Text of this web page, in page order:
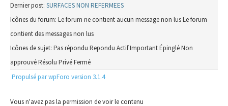
Dernier post: SURFACES NON REFERMEES
Icônes du forum: Le forum ne contient aucun message non lusLe forum
contient des messages non lus
Icônes de sujet: Pas répondu Repondu ActifImportantÉpingléNon
approuvéRésolu PrivéFermé
Propulsé par wpForo version 3.1.4
Vous n'avez pas la permission de voir le contenu